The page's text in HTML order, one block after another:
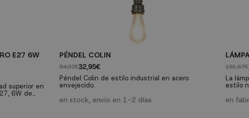
E27 6W
superior en
6W de
Con una
PÉNDEL COLIN
54,92€32,95€
Péndel Colin de estilo industrial en acero
envejecido.
en stock, envío en 1-2 días
181,67€
La
estilo
líneas,
en